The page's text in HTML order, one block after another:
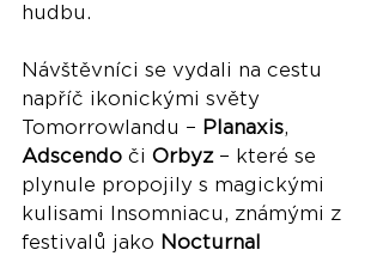
hudbu.
Návštěvníci se vydali na cestu
napříč ikonickými světy
Tomorrowlandu – Planaxis,
Adscendo či Orbyz – které se
plynule propojily s magickými
kulisami Insomniacu, známými z
festivalů jako Nocturnal